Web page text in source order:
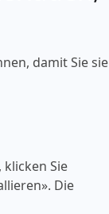
damit Sie sie
Sie
Die